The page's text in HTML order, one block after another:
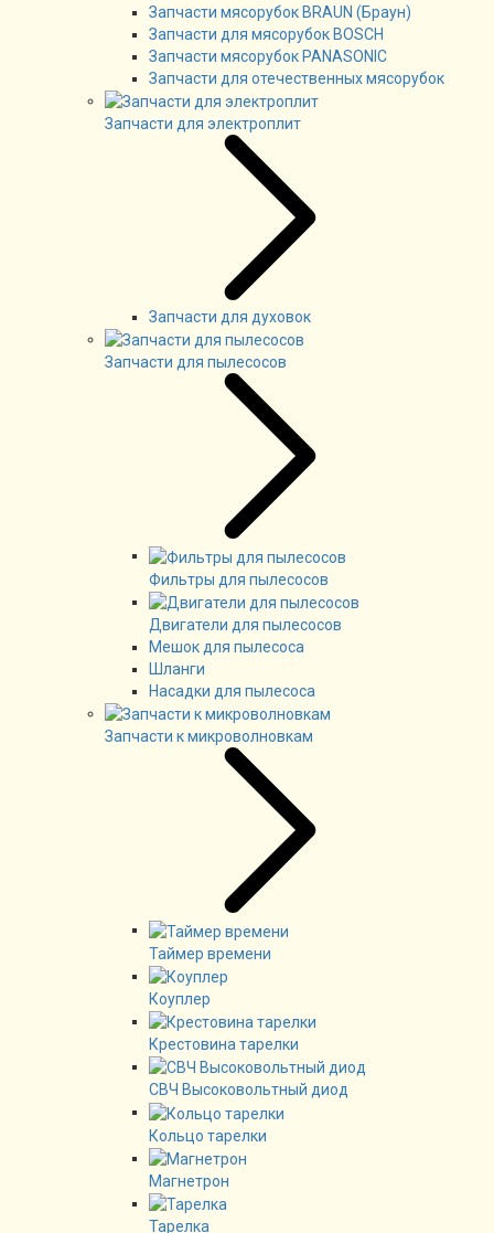
Запчасти мясорубок BRAUN (Браун)
Запчасти для мясорубок BOSCH
Запчасти мясорубок PANASONIC
Запчасти для отечественных мясорубок
Запчасти для электроплит
Запчасти для духовок
Запчасти для пылесосов
Фильтры для пылесосов
Двигатели для пылесосов
Мешок для пылесоса
Шланги
Насадки для пылесоса
Запчасти к микроволновкам
Таймер времени
Коуплер
Крестовина тарелки
СВЧ Высоковольтный диод
Кольцо тарелки
Магнетрон
Тарелка